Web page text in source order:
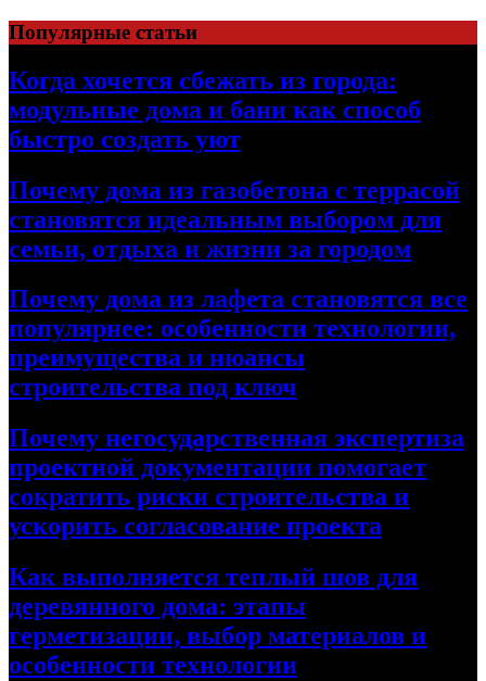
Перейти
к
содержимому
Популярные статьи
Когда хочется сбежать из города:
модульные дома и бани как способ
быстро создать уют
Почему дома из газобетона с террасой
становятся идеальным выбором для
семьи, отдыха и жизни за городом
Почему дома из лафета становятся все
популярнее: особенности технологии,
преимущества и нюансы
строительства под ключ
Почему негосударственная экспертиза
проектной документации помогает
сократить риски строительства и
ускорить согласование проекта
Как выполняется теплый шов для
деревянного дома: этапы
герметизации, выбор материалов и
особенности технологии